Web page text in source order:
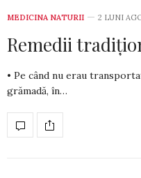
MEDICINA NATURII 2 LUNI
Remedii
• Pe când nu erau
grămadă, în…